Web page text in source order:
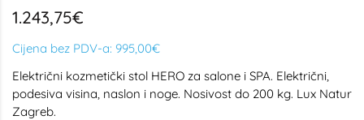
1.243,75€
Cijena bez PDV-a: 995,00€
Električni kozmetički stol HERO za salone i SPA. Električni,
podesiva visina, naslon i noge. Nosivost do 200 kg. Lux Natur
Zagreb.